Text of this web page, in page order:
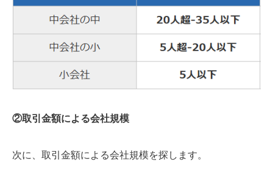
②取引金額による会社規模
次に、取引金額による会社規模を探します。